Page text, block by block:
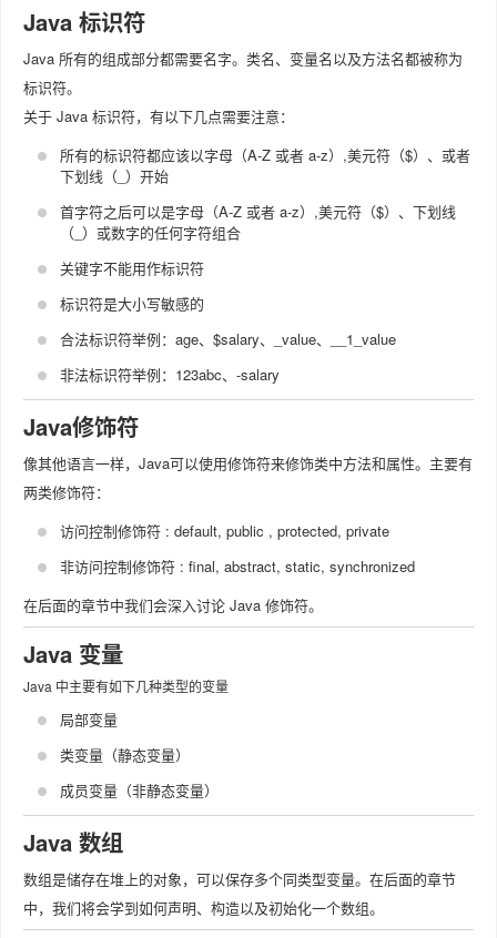
Java 标识符
Java 所有的组成部分都需要名字。类名、变量名以及方法名都被称为
标识符。
关于 Java 标识符，有以下几点需要注意：
所有的标识符都应该以字母（A-Z 或者 a-z）,美元符（$）、或者
下划线（_）开始
首字符之后可以是字母（A-Z 或者 a-z）,美元符（$）、下划线
（_）或数字的任何字符组合
关键字不能用作标识符
标识符是大小写敏感的
合法标识符举例：age、$salary、_value、__1_value
非法标识符举例：123abc、-salary
Java修饰符
像其他语言一样，Java可以使用修饰符来修饰类中方法和属性。主要有
两类修饰符：
访问控制修饰符 : default, public , protected, private
非访问控制修饰符 : final, abstract, static, synchronized
在后面的章节中我们会深入讨论 Java 修饰符。
Java 变量
Java 中主要有如下几种类型的变量
局部变量
类变量（静态变量）
成员变量（非静态变量）
Java 数组
数组是储存在堆上的对象，可以保存多个同类型变量。在后面的章节
中，我们将会学到如何声明、构造以及初始化一个数组。